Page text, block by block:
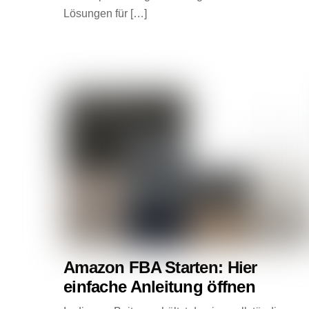
Lösungen für […]
Amazon FBA Starten: Hier
einfache Anleitung öffnen